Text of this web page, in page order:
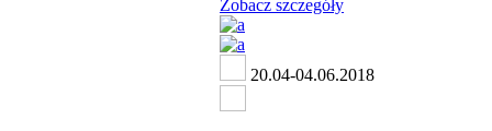
Zobacz szczegóły
20.04-04.06.2018